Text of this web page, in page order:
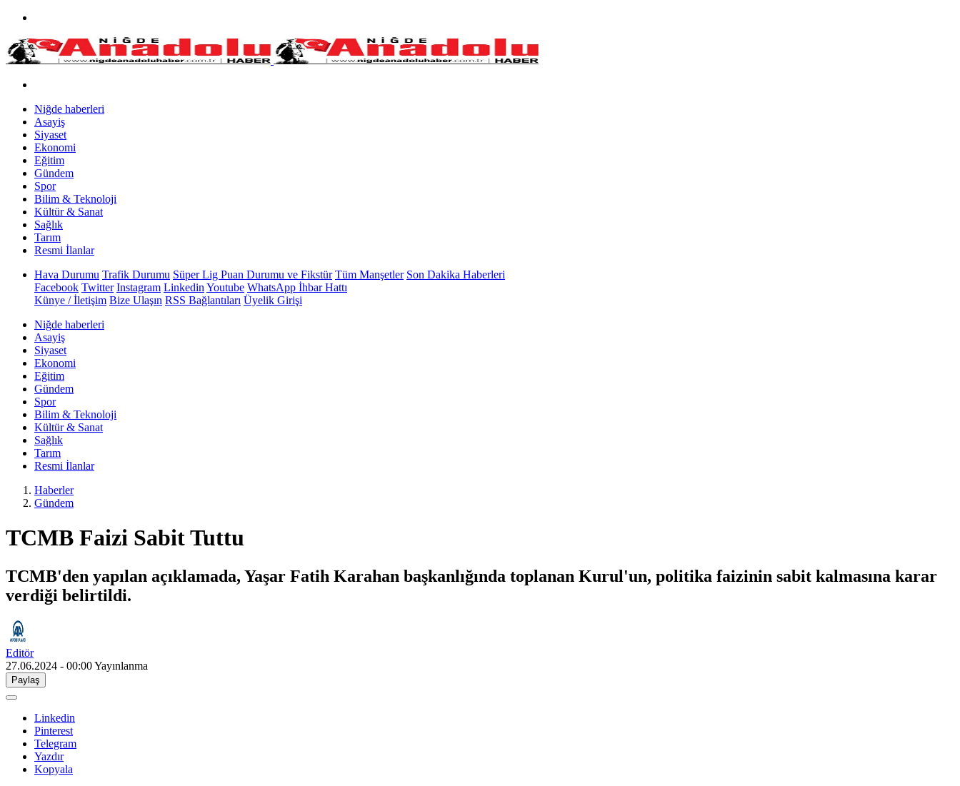
Niğde haberleri
Asayiş
Siyaset
Ekonomi
Eğitim
Gündem
Spor
Bilim & Teknoloji
Kültür & Sanat
Sağlık
Tarım
Resmi İlanlar
Hava Durumu Trafik Durumu Süper Lig Puan Durumu ve Fikstür Tüm Manşetler Son Dakika Haberleri
Facebook Twitter Instagram Linkedin Youtube WhatsApp İhbar Hattı
Künye / İletişim Bize Ulaşın RSS Bağlantıları Üyelik Girişi
Niğde haberleri
Asayiş
Siyaset
Ekonomi
Eğitim
Gündem
Spor
Bilim & Teknoloji
Kültür & Sanat
Sağlık
Tarım
Resmi İlanlar
Haberler
Gündem
TCMB Faizi Sabit Tuttu
TCMB'den yapılan açıklamada, Yaşar Fatih Karahan başkanlığında toplanan Kurul'un, politika faizinin sabit kalmasına karar
verdiği belirtildi.
Editör
27.06.2024 - 00:00Yayınlanma
Paylaş
Linkedin
Pinterest
Telegram
Yazdır
Kopyala